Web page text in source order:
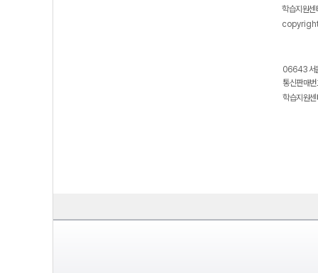
학습지원
06643 서
통신판매
학습지원